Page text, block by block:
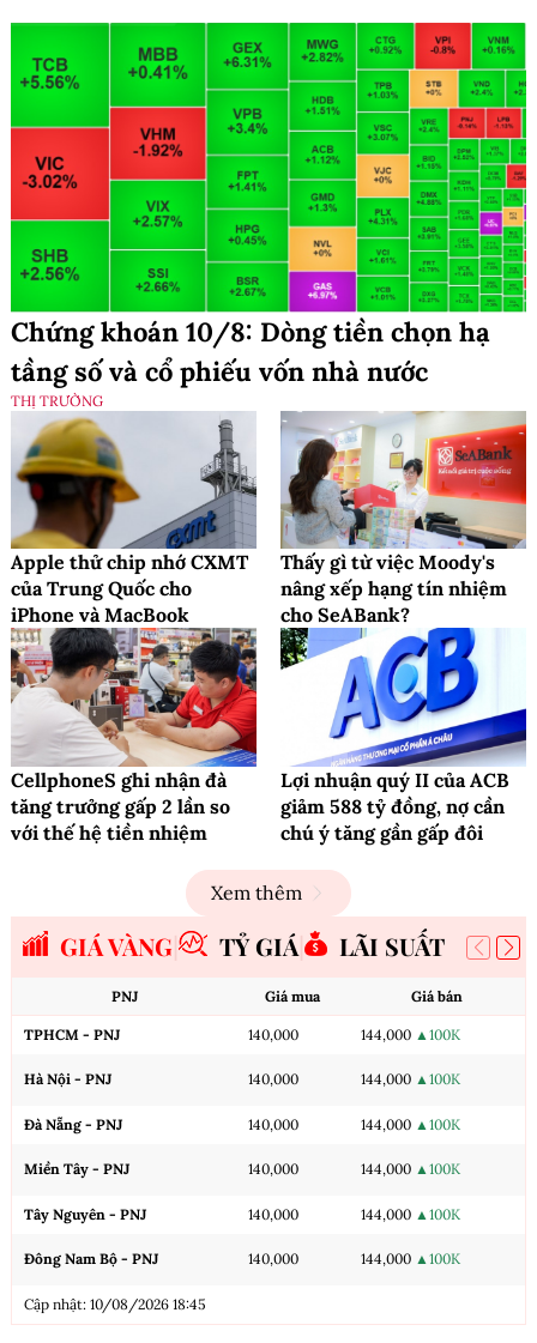
Chứng khoán 10/8: Dòng tiền chọn hạ
tầng số và cổ phiếu vốn nhà nước
THỊ TRƯỜNG
Apple thử chip nhớ CXMT
của Trung Quốc cho
iPhone và MacBook
Thấy gì từ việc Moody's
nâng xếp hạng tín nhiệm
cho SeABank?
CellphoneS ghi nhận đà
tăng trưởng gấp 2 lần so
với thế hệ tiền nhiệm
Lợi nhuận quý II của ACB
giảm 588 tỷ đồng, nợ cần
chú ý tăng gần gấp đôi
Xem thêm
GIÁ VÀNG TỶ GIÁ LÃI SUẤT
PNJ Giá mua Giá bán
TPHCM - PNJ 140,000 144,000 ▲100K
Hà Nội - PNJ 140,000 144,000 ▲100K
Đà Nẵng - PNJ 140,000 144,000 ▲100K
Miền Tây - PNJ 140,000 144,000 ▲100K
Tây Nguyên - PNJ 140,000 144,000 ▲100K
Đông Nam Bộ - PNJ 140,000 144,000 ▲100K
Cập nhật: 10/08/2026 18:45